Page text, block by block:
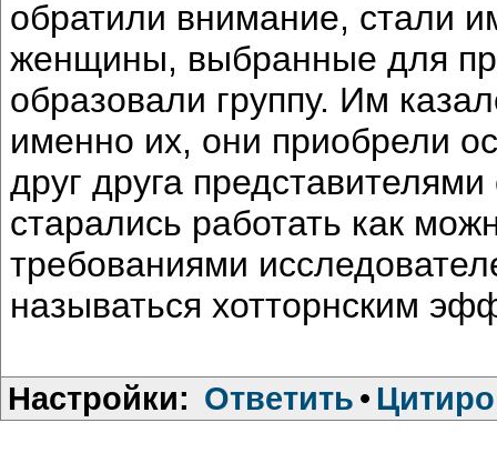
обратили внимание, стали
женщины, выбранные для
образовали группу. Им
именно их, они приобрели
друг друга
старались работать как
требованиями
называться хотторнским
Настройки: Ответить •